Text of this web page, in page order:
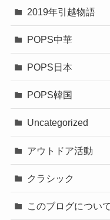
2019年引越物語
POPS中華
POPS日本
POPS韓国
Uncategorized
アウトドア活動
クラシック
このブログについて